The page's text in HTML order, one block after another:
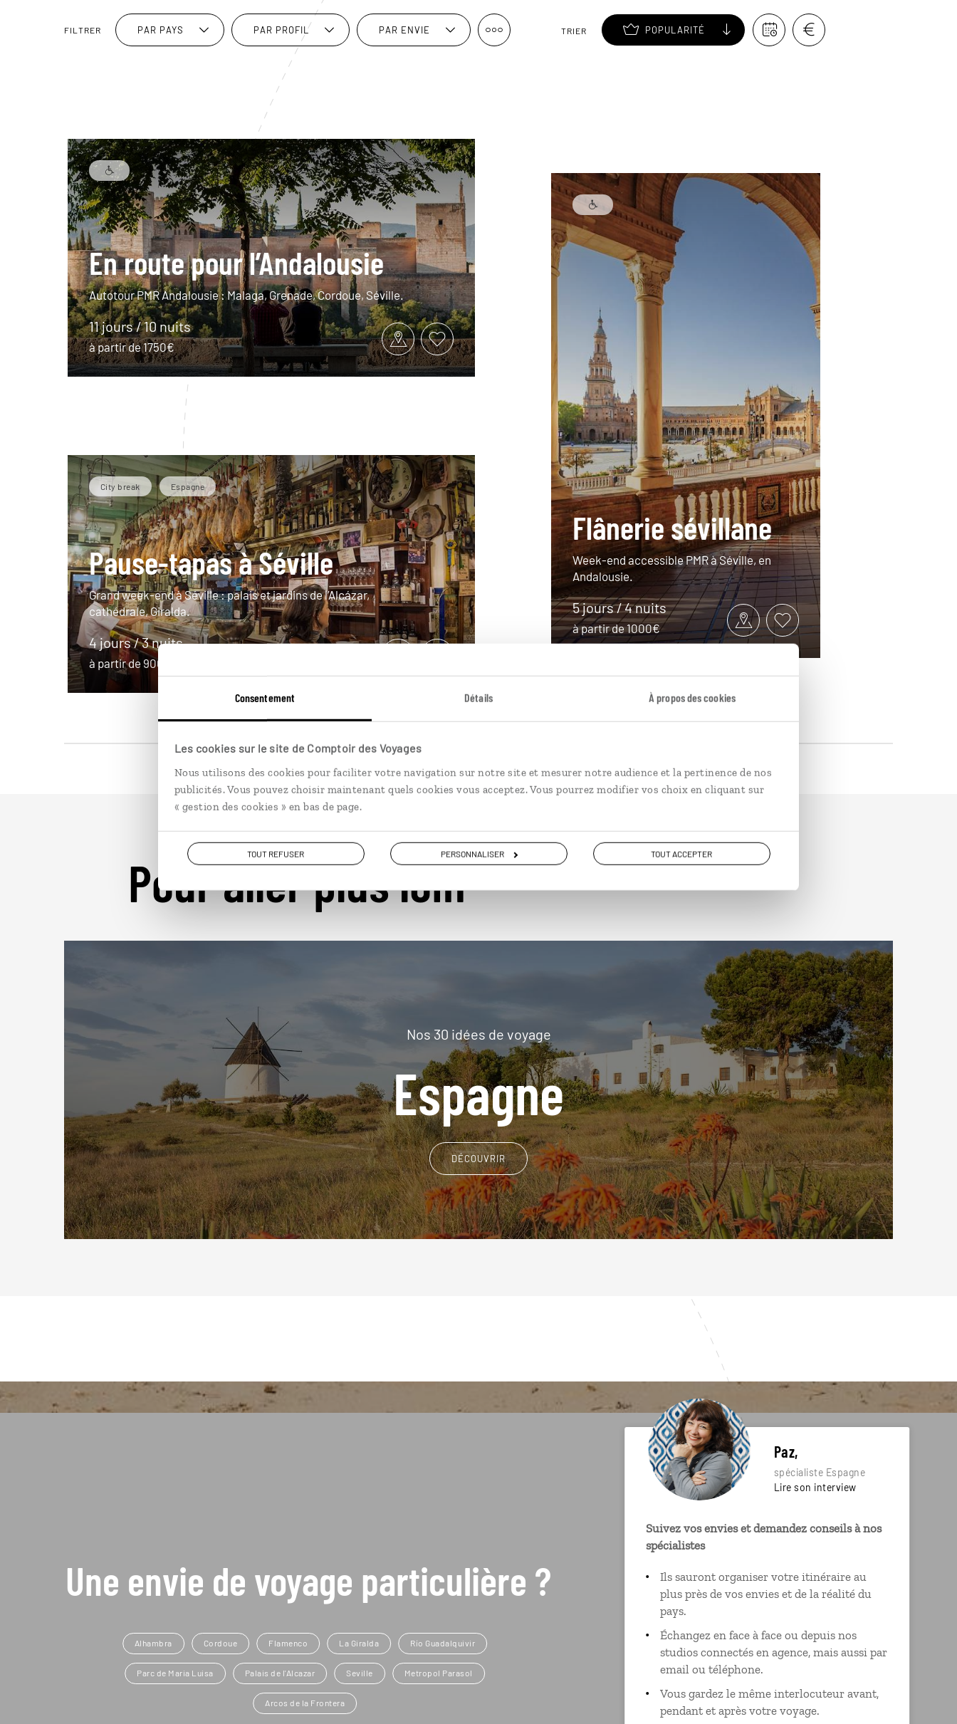
Consentement Détails À propos des cookies
Les cookies sur le site de Comptoir des Voyages
Nous utilisons des cookies pour faciliter votre navigation sur notre site et mesurer notre audience et la pertinence de nos
publicités. Vous pouvez choisir maintenant quels cookies vous acceptez. Vous pourrez modifier vos choix en cliquant sur
« gestion des cookies » en bas de page.
TOUT REFUSER PERSONNALISER TOUT ACCEPTER
FILTRER PAR PAYS PAR PROFIL PAR ENVIE TRIER POPULARITÉ
En route pour l’Andalousie
Autotour PMR Andalousie : Malaga, Grenade, Cordoue, Séville.
11 jours / 10 nuits
à partir de 1750€
City break Espagne
Pause-tapas à Séville
Grand week-end à Séville : palais et jardins de l’Alcázar,
cathédrale, Giralda.
4 jours / 3 nuits
à partir de 900€
Flânerie sévillane
Week-end accessible PMR à Séville, en
Andalousie.
5 jours / 4 nuits
à partir de 1000€
Pour aller plus loin
Nos 30 idées de voyage
Espagne
DÉCOUVRIR
Une envie de voyage particulière ?
Alhambra Cordoue Flamenco La Giralda Río Guadalquivir
Parc de Maria Luisa Palais de l'Alcazar Seville Metropol Parasol
Arcos de la Frontera
Paz,
spécialiste Espagne
Lire son interview
Suivez vos envies et demandez conseils à nos
spécialistes
Ils sauront organiser votre itinéraire au
plus près de vos envies et de la réalité du
pays.
Échangez en face à face ou depuis nos
studios connectés en agence, mais aussi par
email ou téléphone.
Vous gardez le même interlocuteur avant,
pendant et après votre voyage.